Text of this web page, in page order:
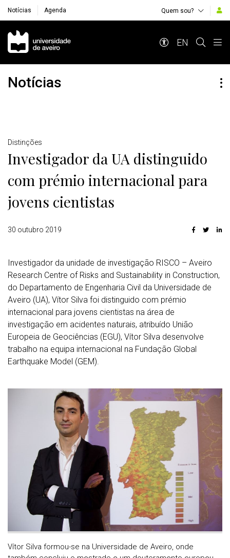
Notícias Agenda Quem sou?
Navegação Principal
EN
Notícias
Detalhes
Distinções
Investigador da UA distinguido
com prémio internacional para
jovens cientistas
30 outubro 2019
Investigador da unidade de investigação RISCO – Aveiro
Research Centre of Risks and Sustainability in Construction,
do Departamento de Engenharia Civil da Universidade de
Aveiro (UA), Vítor Silva foi distinguido com prémio
internacional para jovens cientistas na área de
investigação em acidentes naturais, atribuído União
Europeia de Geociências (EGU), Vítor Silva desenvolve
trabalho na equipa internacional na Fundação Global
Earthquake Model (GEM).
Vítor Silva formou-se na Universidade de Aveiro, onde